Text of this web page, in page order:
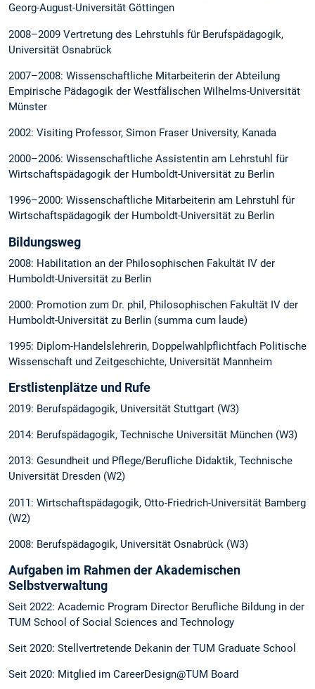
Georg-August-Universität Göttingen
2008–2009 Vertretung des Lehrstuhls für Berufspädagogik,
Universität Osnabrück
2007–2008: Wissenschaftliche Mitarbeiterin der Abteilung
Empirische Pädagogik der Westfälischen Wilhelms-Universität
Münster
2002: Visiting Professor, Simon Fraser University, Kanada
2000–2006: Wissenschaftliche Assistentin am Lehrstuhl für
Wirtschaftspädagogik der Humboldt-Universität zu Berlin
1996–2000: Wissenschaftliche Mitarbeiterin am Lehrstuhl für
Wirtschaftspädagogik der Humboldt-Universität zu Berlin
Bildungsweg
2008: Habilitation an der Philosophischen Fakultät IV der
Humboldt-Universität zu Berlin
2000: Promotion zum Dr. phil, Philosophischen Fakultät IV der
Humboldt-Universität zu Berlin (summa cum laude)
1995: Diplom-Handelslehrerin, Doppelwahlpflichtfach Politische
Wissenschaft und Zeitgeschichte, Universität Mannheim
Erstlistenplätze und Rufe
2019: Berufspädagogik, Universität Stuttgart (W3)
2014: Berufspädagogik, Technische Universität München (W3)
2013: Gesundheit und Pflege/Berufliche Didaktik, Technische
Universität Dresden (W2)
2011: Wirtschaftspädagogik, Otto-Friedrich-Universität Bamberg
(W2)
2008: Berufspädagogik, Universität Osnabrück (W3)
Aufgaben im Rahmen der Akademischen
Selbstverwaltung
Seit 2022: Academic Program Director Berufliche Bildung in der
TUM School of Social Sciences and Technology
Seit 2020: Stellvertretende Dekanin der TUM Graduate School
Seit 2020: Mitglied im CareerDesign@TUM Board